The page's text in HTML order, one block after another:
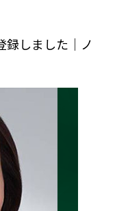
録しました｜ノ